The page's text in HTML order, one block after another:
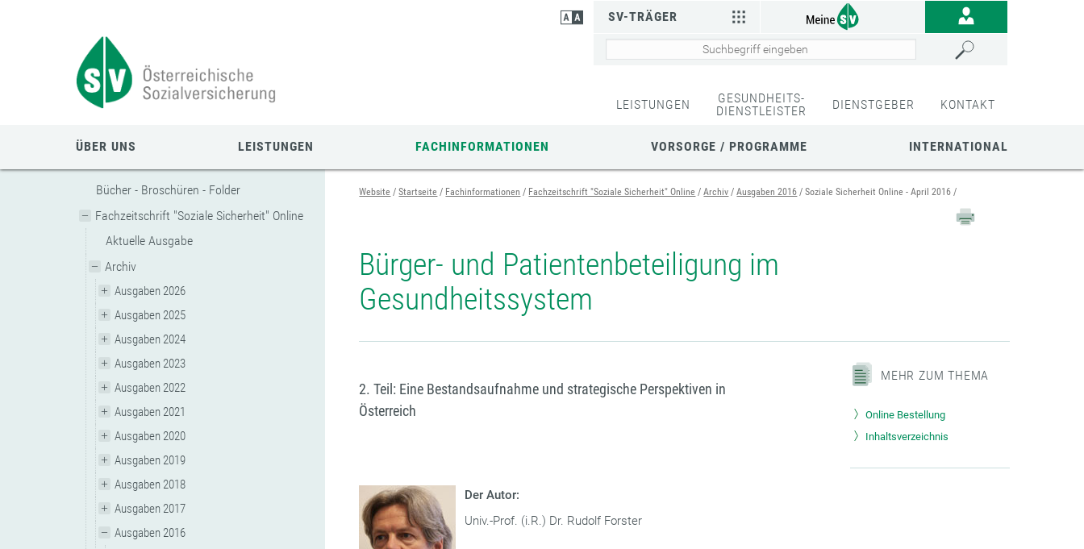
SV-TRÄGER
LEISTUNGEN
GESUNDHEITS-
DIENSTLEISTER
DIENSTGEBER KONTAKT
ÜBER UNS LEISTUNGEN FACHINFORMATIONEN VORSORGE / PROGRAMME INTERNATIONAL
Bücher - Broschüren - Folder
Fachzeitschrift "Soziale Sicherheit" Online
Aktuelle Ausgabe
Archiv
Ausgaben 2026
Ausgaben 2025
Ausgaben 2024
Ausgaben 2023
Ausgaben 2022
Ausgaben 2021
Ausgaben 2020
Ausgaben 2019
Ausgaben 2018
Ausgaben 2017
Ausgaben 2016
Website Startseite Fachinformationen Fachzeitschrift "Soziale Sicherheit" Online Archiv Ausgaben 2016 Soziale Sicherheit Online - April 2016
Bürger- und Patientenbeteiligung im
Gesundheitssystem
2. Teil: Eine Bestandsaufnahme und strategische Perspektiven in
Österreich
Der Autor:
Univ.-Prof. (i.R.) Dr. Rudolf Forster
MEHR ZUM THEMA
Online Bestellung
Inhaltsverzeichnis